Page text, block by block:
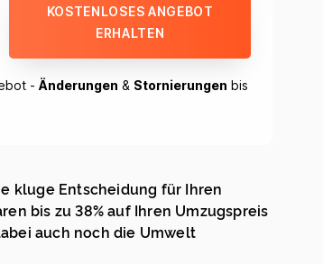
KOSTENLOSES ANGEBOT
ERHALTEN
- Änderungen & Stornierungen bis
kluge Entscheidung für Ihren
bis zu 38% auf Ihren Umzugspreis
auch noch die Umwelt